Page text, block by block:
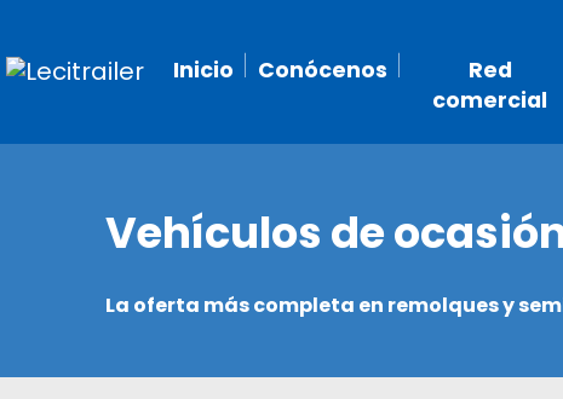
Inicio Conócenos
Red
comercial
Vehículos de
La oferta más completa en remolques y